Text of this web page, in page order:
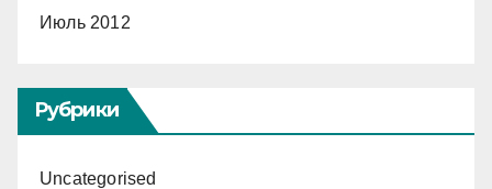
Июль 2012
Рубрики
Uncategorised